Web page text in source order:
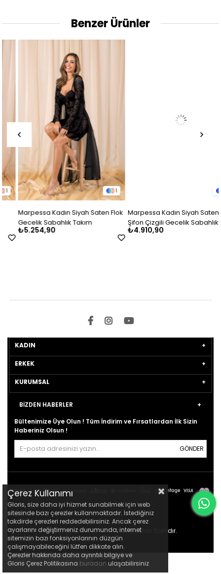
Benzer Ürünler
1
Marpessa Kadın Siyah Saten Flok
Gecelik Sabahlık Takım
₺5.254,90
Marpessa Kadın Siyah Saten
Şifon Çizgili Gecelik Sabahlık
Takım
₺4.910,90
KADIN
ERKEK
KURUMSAL
BİZDEN HABERLER
Bültenimize Üye Olun ! Tüm İndirim ve Fırsatlardan İlk Sizin
Haberiniz Olsun !
GÖNDER
© 2021gloris.com.tr- Tüm Hakları Saklıdır.
Çerez Kullanımı
Gloris, size daha iyi hizmet sunabilmek için web
sitesinde bazı çerezler kullanmaktadır. İstediğiniz
takdirde çerezleri reddedebilirsiniz. Ancak çerez
ayarlarını değiştirmeniz durumunda, internet
sitemizin bazı fonksiyonlarının düzgün
çalışmayabileceğini lütfen dikkate alın.
Çerezler hakkında daha ayrıntılı bilgiye ve
Gloris Çerez Politikasına buradan ulaşabilirsiniz